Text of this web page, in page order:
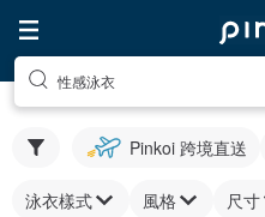
性感泳衣
Pinkoi 跨境直送
泳衣樣式 風格 尺寸